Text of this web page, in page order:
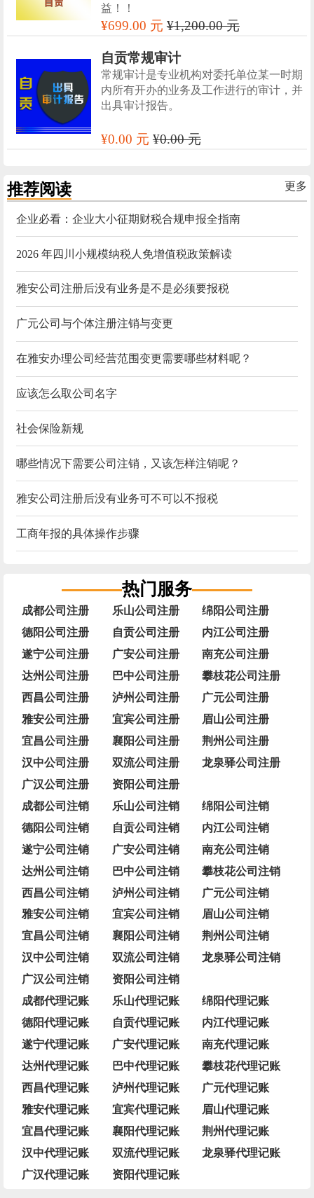
益！！
¥699.00 元¥1,200.00 元
自贡常规审计
常规审计是专业机构对委托单位某一时期
内所有开办的业务及工作进行的审计，并
出具审计报告。
¥0.00 元¥0.00 元
更多
推荐阅读
企业必看：企业大小征期财税合规申报全指南
2026 年四川小规模纳税人免增值税政策解读
雅安公司注册后没有业务是不是必须要报税
广元公司与个体注册注销与变更
在雅安办理公司经营范围变更需要哪些材料呢？
应该怎么取公司名字
社会保险新规
哪些情况下需要公司注销，又该怎样注销呢？
雅安公司注册后没有业务可不可以不报税
工商年报的具体操作步骤
热门服务
成都公司注册 乐山公司注册
绵阳公司注册
德阳公司注册
自贡公司注册
内江公司注册
遂宁公司注册
广安公司注册
南充公司注册
达州公司注册
巴中公司注册
攀枝花公司注册
西昌公司注册
泸州公司注册
广元公司注册
雅安公司注册
宜宾公司注册
眉山公司注册
宜昌公司注册
襄阳公司注册
荆州公司注册
汉中公司注册
双流公司注册
龙泉驿公司注册
广汉公司注册
资阳公司注册
成都公司注销
乐山公司注销
绵阳公司注销
德阳公司注销
自贡公司注销
内江公司注销
遂宁公司注销
广安公司注销
南充公司注销
达州公司注销
巴中公司注销
攀枝花公司注销
西昌公司注销
泸州公司注销
广元公司注销
雅安公司注销
宜宾公司注销
眉山公司注销
宜昌公司注销
襄阳公司注销
荆州公司注销
汉中公司注销
双流公司注销
龙泉驿公司注销
广汉公司注销
资阳公司注销
成都代理记账
乐山代理记账
绵阳代理记账
德阳代理记账
自贡代理记账
内江代理记账
遂宁代理记账
广安代理记账
南充代理记账
达州代理记账
巴中代理记账
攀枝花代理记账
西昌代理记账
泸州代理记账
广元代理记账
雅安代理记账
宜宾代理记账
眉山代理记账
宜昌代理记账
襄阳代理记账
荆州代理记账
汉中代理记账
双流代理记账
龙泉驿代理记账
广汉代理记账
资阳代理记账